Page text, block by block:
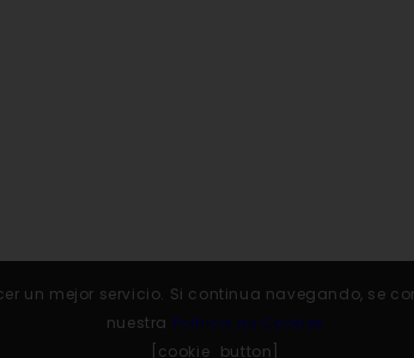
un mejor servicio. Si continua navegando, se
nuestra Política de Cookies
[cookie_button]